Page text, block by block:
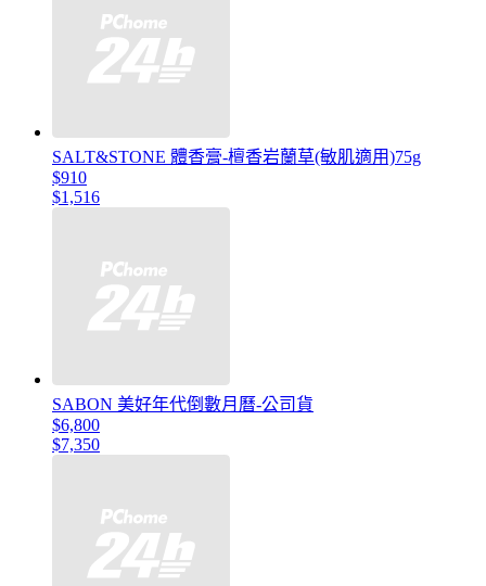
SALT&STONE 體香膏-檀香岩蘭草(敏肌適用)75g
$910
$1,516
SABON 美好年代倒數月曆-公司貨
$6,800
$7,350